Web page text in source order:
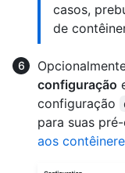
casos,
de
configuração
configuração
para suas
aos